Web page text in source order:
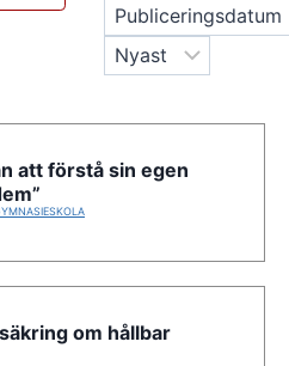
att förstå sin egen
om hållbar